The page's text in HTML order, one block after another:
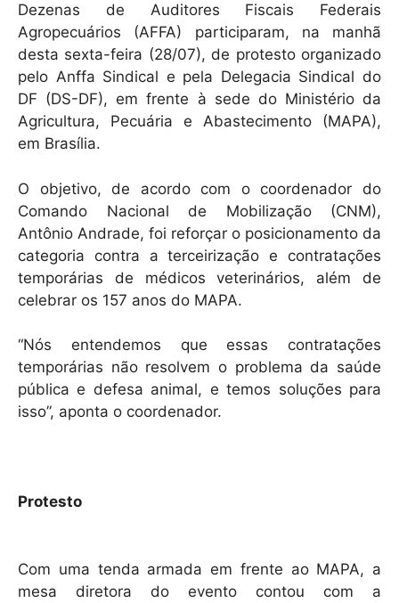
Dezenas de Auditores Fiscais Federais
Agropecuários (AFFA) participaram, na manhã
desta sexta-feira (28/07), de protesto organizado
pelo Anffa Sindical e pela Delegacia Sindical do
DF (DS-DF), em frente à sede do Ministério da
Agricultura, Pecuária e Abastecimento (MAPA),
em Brasília.
O objetivo, de acordo com o coordenador do
Comando Nacional de Mobilização (CNM),
Antônio Andrade, foi reforçar o posicionamento da
categoria contra a terceirização e contratações
temporárias de médicos veterinários, além de
celebrar os 157 anos do MAPA.
“Nós entendemos que essas contratações
temporárias não resolvem o problema da saúde
pública e defesa animal, e temos soluções para
isso”, aponta o coordenador.
Protesto
Com uma tenda armada em frente ao MAPA, a
mesa diretora do evento contou com a